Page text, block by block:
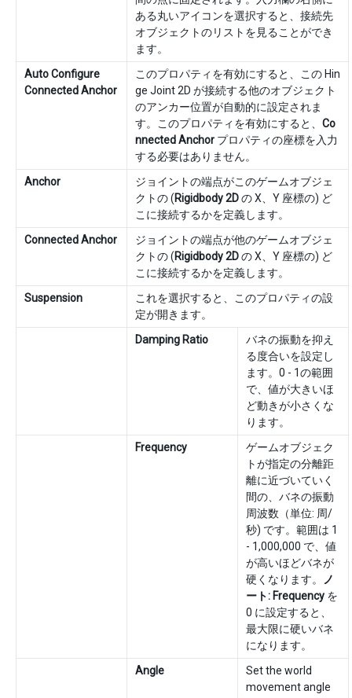
ある丸いアイコンを選択すると、接続先
オブジェクトのリストを見ることができ
ます。
Auto Configure
Connected Anchor
このプロパティを有効にすると、この Hin
ge Joint 2D が接続する他のオブジェクト
のアンカー位置が自動的に設定されま
す。このプロパティを有効にすると、 Co
nnected Anchor プロパティの座標を入力
する必要はありません。
Anchor
ジョイントの端点がこのゲームオブジェ
クトの (Rigidbody 2Dの X、Y 座標の) ど
こに接続するかを定義します。
Connected Anchor
ジョイントの端点が他のゲームオブジェ
クトの (Rigidbody 2Dの X、Y 座標の) ど
こに接続するかを定義します。
Suspension
これを選択すると、このプロパティの設
定が開きます。
Damping Ratio
バネの振動を抑え
る度合いを設定し
ます。0 - 1の範囲
で、値が大きいほ
ど動きが小さくな
ります。
Frequency
ゲームオブジェク
トが指定の分離距
離に近づいていく
間の、バネの振動
周波数（単位: 周/
秒) です。範囲は 1
- 1,000,000 で、値
が高いほどバネが
硬くなります。
ノ
ート: Frequency を
0 に設定すると、
最大限に硬いバネ
になります。
Angle
Set the world
movement angle